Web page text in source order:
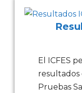
El ICFES
resultados
Pruebas